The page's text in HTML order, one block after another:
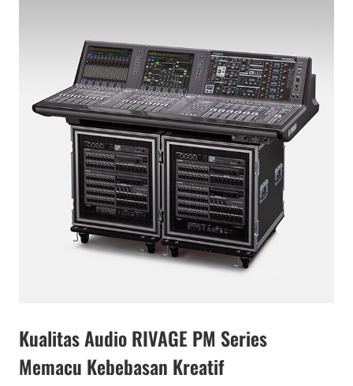
Kualitas Audio RIVAGE PM Series
Memacu Kebebasan Kreatif